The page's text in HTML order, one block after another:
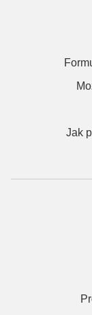
Jak